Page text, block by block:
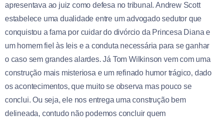
apresentava ao juiz como defesa no tribunal. Andrew Scott
estabelece uma dualidade entre um advogado sedutor que
conquistou a fama por cuidar do divórcio da Princesa Diana e
um homem fiel às leis e a conduta necessária para se ganhar
o caso sem grandes alardes. Já Tom Wilkinson vem com uma
construção mais misteriosa e um refinado humor trágico, dado
os acontecimentos, que muito se observa mas pouco se
conclui. Ou seja, ele nos entrega uma construção bem
delineada, contudo não podemos concluir quem